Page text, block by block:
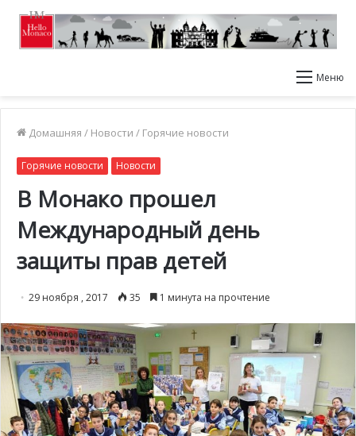
Меню
Домашняя / Новости / Горячие новости
Горячие новости Новости
В Монако прошел
Международный день
защиты прав детей
29 ноября , 2017 35 1 минута на прочтение